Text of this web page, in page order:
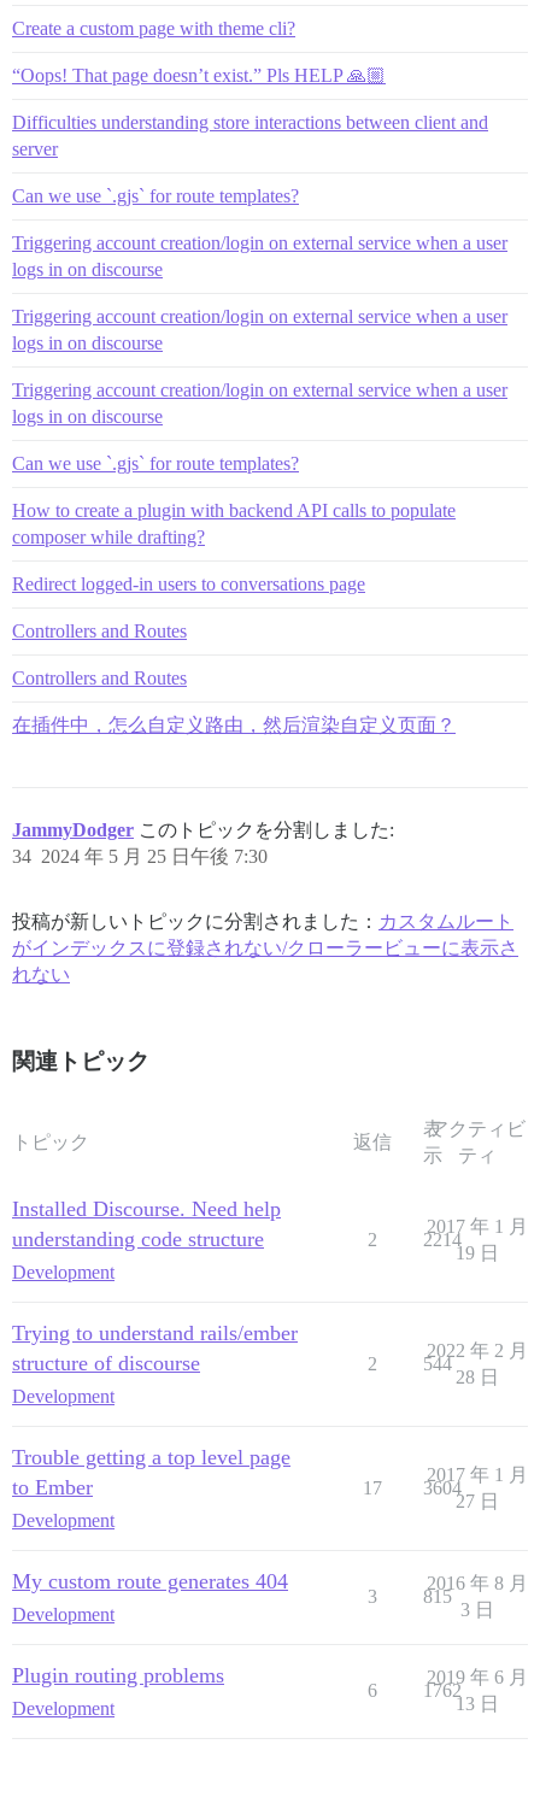
Create a custom page with theme cli?
“Oops! That page doesn’t exist.” Pls HELP 🙏🏼
Difficulties understanding store interactions between client and
server
Can we use `.gjs` for route templates?
Triggering account creation/login on external service when a user
logs in on discourse
Triggering account creation/login on external service when a user
logs in on discourse
Triggering account creation/login on external service when a user
logs in on discourse
Can we use `.gjs` for route templates?
How to create a plugin with backend API calls to populate
composer while drafting?
Redirect logged-in users to conversations page
Controllers and Routes
Controllers and Routes
在插件中，怎么自定义路由，然后渲染自定义页面？
JammyDodger このトピックを分割しました:
2024 年 5 月 25 日午後 7:30
34
投稿が新しいトピックに分割されました： カスタムルート
がインデックスに登録されない/クローラービューに表示さ
れない
関連トピック
トピック 返信
表
示
アクティビ
ティ
Installed Discourse. Need help
understanding code structure
Development
2 2214
2017 年 1 月
19 日
Trying to understand rails/ember
structure of discourse
Development
2 544
2022 年 2 月
28 日
Trouble getting a top level page
to Ember
Development
17 3604
2017 年 1 月
27 日
My custom route generates 404
Development
3 815
2016 年 8 月
3 日
Plugin routing problems
Development
6 1762
2019 年 6 月
13 日